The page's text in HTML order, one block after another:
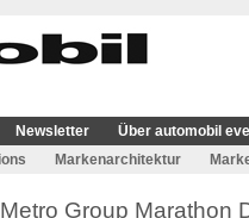
Newsletter Über automobil
Markenarchitektur
Group Marathon